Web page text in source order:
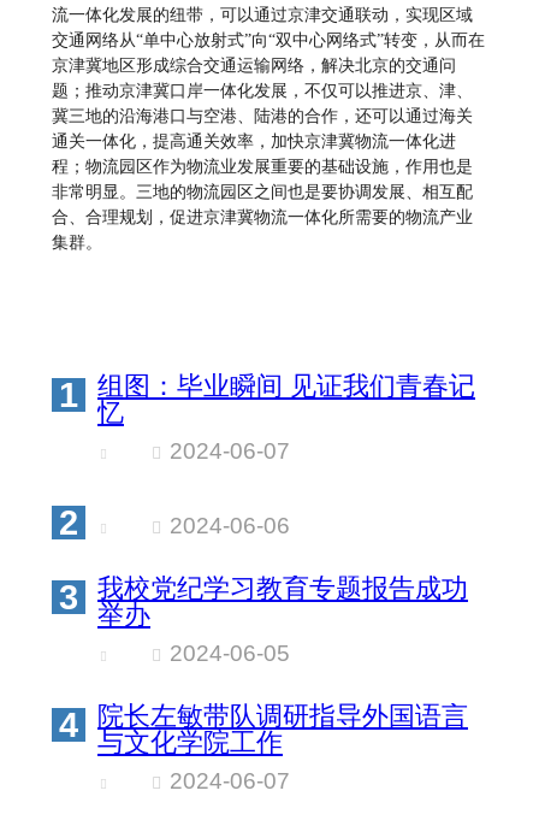
流一体化发展的纽带，可以通过京津交通联动，实现区域
交通网络从“单中心放射式”向“双中心网络式”转变，从而在
京津冀地区形成综合交通运输网络，解决北京的交通问
题；推动京津冀口岸一体化发展，不仅可以推进京、津、
冀三地的沿海港口与空港、陆港的合作，还可以通过海关
通关一体化，提高通关效率，加快京津冀物流一体化进
程；物流园区作为物流业发展重要的基础设施，作用也是
非常明显。三地的物流园区之间也是要协调发展、相互配
合、合理规划，促进京津冀物流一体化所需要的物流产业
集群。
1
组图：毕业瞬间 见证我们青春记
忆
2024-06-07
2 2024-06-06
3
我校党纪学习教育专题报告成功
举办
2024-06-05
4
院长左敏带队调研指导外国语言
与文化学院工作
2024-06-07